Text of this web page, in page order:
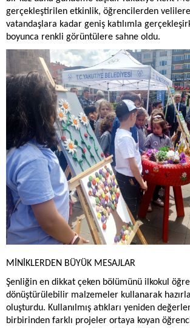
gerçekleştirilen etkinlik, öğrencilerden
vatandaşlara kadar geniş katılımla
boyunca renkli görüntülere sahne oldu.
MİNİKLERDEN BÜYÜK MESAJLAR
Şenliğin en dikkat çeken bölümünü ilkokul
dönüştürülebilir malzemeler kullanarak
oluşturdu. Kullanılmış atıkları yeniden
birbirinden farklı projeler ortaya koyan